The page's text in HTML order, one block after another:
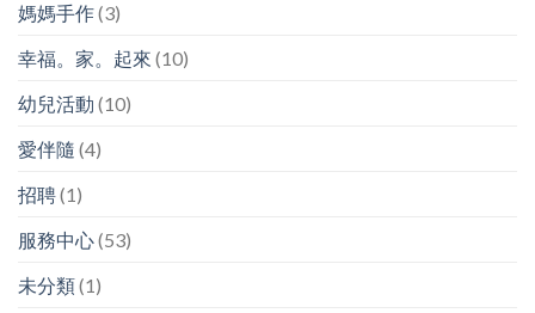
媽媽手作(3)
幸福。家。起來 (10)
幼兒活動 (10)
愛伴隨 (4)
招聘(1)
服務中心(53)
未分類(1)